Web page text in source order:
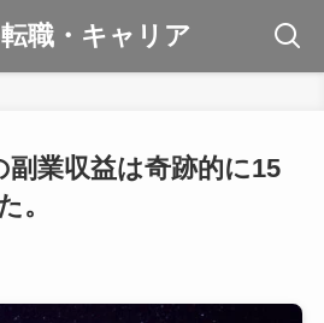
職・キャリア
副業収益は奇跡的に15
。